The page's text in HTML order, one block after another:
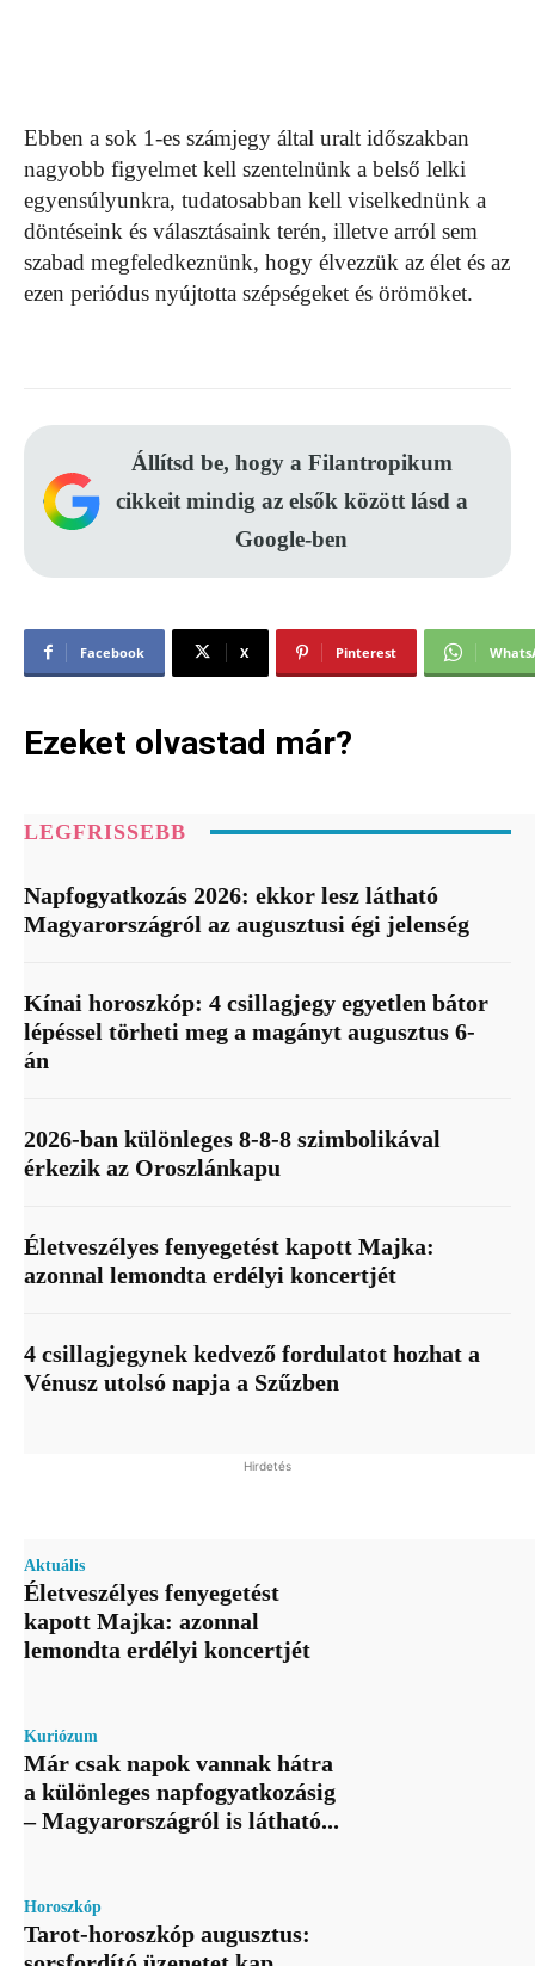
Ebben a sok 1-es számjegy által uralt időszakban
nagyobb figyelmet kell szentelnünk a belső lelki
egyensúlyunkra, tudatosabban kell viselkednünk a
döntéseink és választásaink terén, illetve arról sem
szabad megfeledkeznünk, hogy élvezzük az élet és az
ezen periódus nyújtotta szépségeket és örömöket.
Állítsd be, hogy a Filantropikum
cikkeit mindig az elsők között lásd a
Google-ben
Facebook X Pinterest
Ezeket olvastad már?
LEGFRISSEBB
Napfogyatkozás 2026: ekkor lesz látható
Magyarországról az augusztusi égi jelenség
Kínai horoszkóp: 4 csillagjegy egyetlen bátor
lépéssel törheti meg a magányt augusztus 6-
án
2026-ban különleges 8-8-8 szimbolikával
érkezik az Oroszlánkapu
Életveszélyes fenyegetést kapott Majka:
azonnal lemondta erdélyi koncertjét
4 csillagjegynek kedvező fordulatot hozhat a
Vénusz utolsó napja a Szűzben
Hirdetés
Aktuális
Életveszélyes fenyegetést
kapott Majka: azonnal
lemondta erdélyi koncertjét
Kuriózum
Már csak napok vannak hátra
a különleges napfogyatkozásig
– Magyarországról is látható...
Horoszkóp
Tarot-horoszkóp augusztus: